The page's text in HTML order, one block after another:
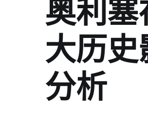
奥利塞
大历史
分析